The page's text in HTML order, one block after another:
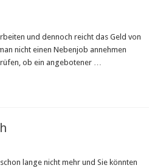
und dennoch reicht das Geld von
nicht einen Nebenjob annehmen
ob ein angebotener …
lange nicht mehr und Sie könnten